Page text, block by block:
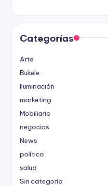
Categorías
Arte
Bukele
Iluminación
marketing
Mobiliario
negocios
News
política
salud
Sin categoría